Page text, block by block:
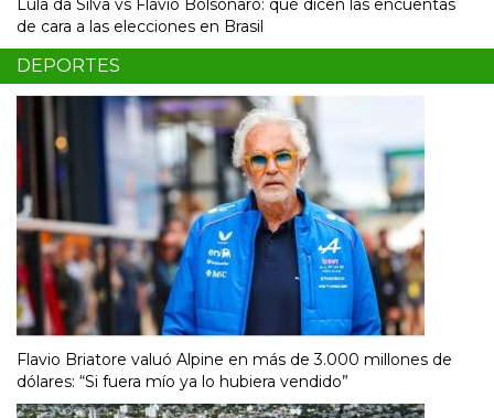
Lula da Silva vs Flávio Bolsonaro: qué dicen las encuentas
de cara a las elecciones en Brasil
DEPORTES
Flavio Briatore valuó Alpine en más de 3.000 millones de
dólares: “Si fuera mío ya lo hubiera vendido”